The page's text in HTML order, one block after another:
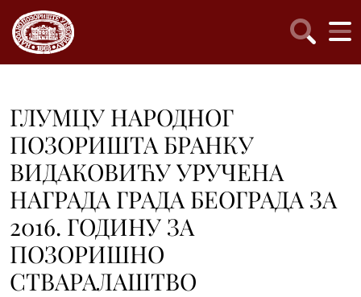
ГЛУМЦУ НАРОДНОГ
ПОЗОРИШТА БРАНКУ
ВИДАКОВИЋУ УРУЧЕНА
НАГРАДА ГРАДА БЕОГРАДА ЗА
2016. ГОДИНУ ЗА
ПОЗОРИШНО
СТВАРАЛАШТВО